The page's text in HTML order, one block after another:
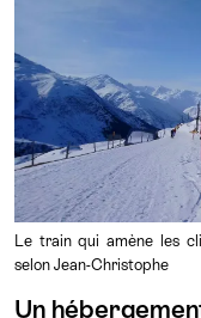
Le train qui amène les
selon Jean-Christophe
Un